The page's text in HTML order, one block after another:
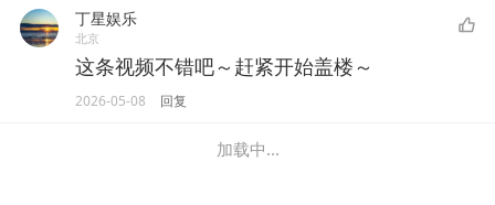
丁星娱乐
北京
这条视频不错吧～赶紧开始盖楼～
2026-05-08 回复
加载中...